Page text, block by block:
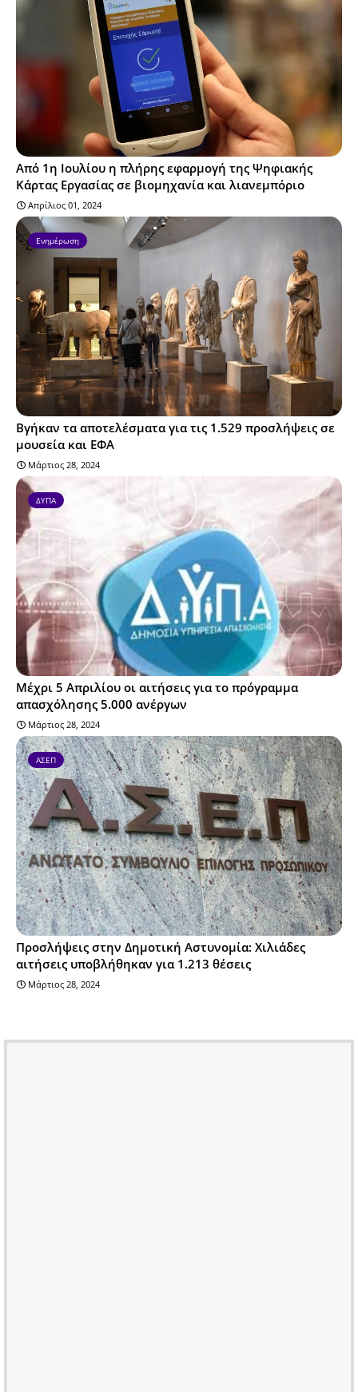
Από 1η Ιουλίου η πλήρης εφαρμογή της Ψηφιακής
Κάρτας Εργασίας σε βιομηχανία και λιανεμπόριο
Απρίλιος 01, 2024
Ενημέρωση
Βγήκαν τα αποτελέσματα για τις 1.529 προσλήψεις σε
μουσεία και ΕΦΑ
Μάρτιος 28, 2024
ΔΥΠΑ
Μέχρι 5 Απριλίου οι αιτήσεις για το πρόγραμμα
απασχόλησης 5.000 ανέργων
Μάρτιος 28, 2024
ΑΣΕΠ
Προσλήψεις στην Δημοτική Αστυνομία: Χιλιάδες
αιτήσεις υποβλήθηκαν για 1.213 θέσεις
Μάρτιος 28, 2024